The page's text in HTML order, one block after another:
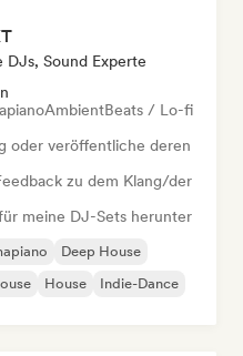
DJs, Sound Experte
AmbientBeats / Lo-fi
oder veröffentliche deren
zu dem Klang/der
meine DJ-Sets herunter
Deep House
House Indie-Dance